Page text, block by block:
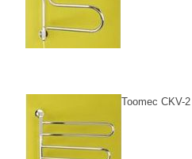
Toomec CKV-